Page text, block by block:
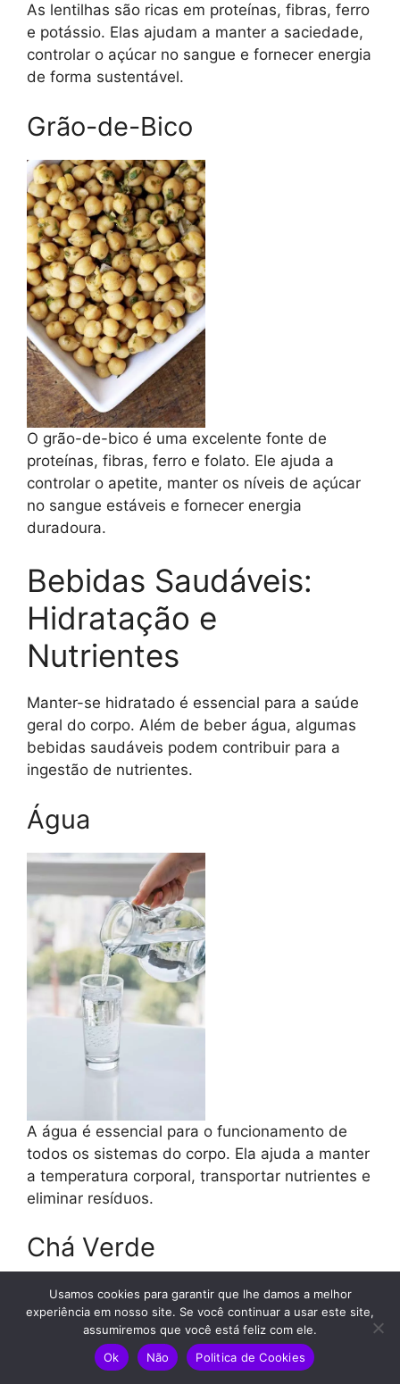
As lentilhas são ricas em proteínas, fibras, ferro
e potássio. Elas ajudam a manter a saciedade,
controlar o açúcar no sangue e fornecer energia
de forma sustentável.
Grão-de-Bico
O grão-de-bico é uma excelente fonte de
proteínas, fibras, ferro e folato. Ele ajuda a
controlar o apetite, manter os níveis de açúcar
no sangue estáveis e fornecer energia
duradoura.
Bebidas Saudáveis:
Hidratação e
Nutrientes
Manter-se hidratado é essencial para a saúde
geral do corpo. Além de beber água, algumas
bebidas saudáveis podem contribuir para a
ingestão de nutrientes.
Água
A água é essencial para o funcionamento de
todos os sistemas do corpo. Ela ajuda a manter
a temperatura corporal, transportar nutrientes e
eliminar resíduos.
Chá Verde
Usamos cookies para garantir que lhe damos a melhor
experiência em nosso site. Se você continuar a usar este site,
assumiremos que você está feliz com ele.
Ok
Não Politica de Cookies